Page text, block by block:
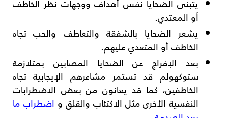
أو المعتدي.
يشعر الضحايا بالشفقة والتعاطف والحب تجاه
الخاطف أو المتعدي عليهم.
بعد الإفراج عن الضحايا المصابين بمتلازمة
ستوكهولم قد تستمر مشاعرهم الإيجابية تجاه
الخاطفين، كما قد يعانون من بعض الاضطرابات
النفسية الأخرى مثل الاكتئاب والقلق و اضطراب ما